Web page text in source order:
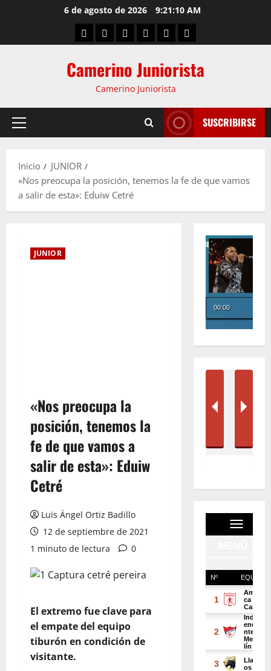
6 de agosto de 2026 9:21:11 AM
Camerino Juniorista
Camerino Juniorista
SUSCRIBIRSE
Inicio
JUNIOR
«Nos preocupa la posición, tenemos la fe de que vamos
a salir de esta»: Eduiw Cetré
JUNIOR
«Nos preocupa la
posición, tenemos la
fe de que vamos a
salir de esta»: Eduiw
Cetré
Luis Ángel Ortiz Badillo
12 de septiembre de 2021
1 minuto de lectura
0
El extremo fue clave para
el empate del equipo
tiburón en condición de
visitante.